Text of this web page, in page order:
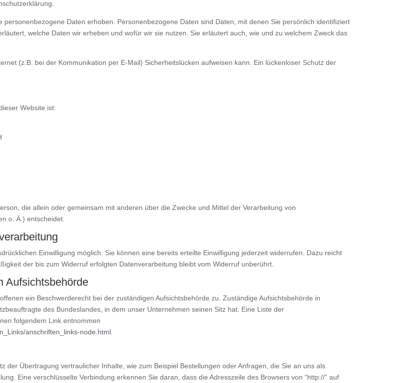
Daten erhoben. Personenbezogene Daten sind Daten, mit denen Sie persönlich identifiziert
welche Daten wir erheben und wofür wir sie nutzen. Sie erläutert auch, wie und zu welchem Zweck das
(z.B. bei der Kommunikation per E-Mail) Sicherheitslücken aufweisen kann. Ein lückenloser Schutz der
Website ist:
die allein oder gemeinsam mit anderen über die Zwecke und Mittel der Verarbeitung von
o. Ä.) entscheidet.
Einwilligung möglich. Sie können eine bereits erteilte Einwilligung jederzeit widerrufen. Dazu reicht
der bis zum Widerruf erfolgten Datenverarbeitung bleibt vom Widerruf unberührt.
Aufsichtsbehörde
ein Beschwerderecht bei der zuständigen Aufsichtsbehörde zu. Zuständige Aufsichtsbehörde in
des Bundeslandes, in dem unser Unternehmen seinen Sitz hat. Eine Liste der
folgendem Link entnommen
anschriften_links-node.html
der Übertragung vertraulicher Inhalte, wie zum Beispiel Bestellungen oder Anfragen, die Sie an uns als
Eine verschlüsselte Verbindung erkennen Sie daran, dass die Adresszeile des Browsers von “http://” auf